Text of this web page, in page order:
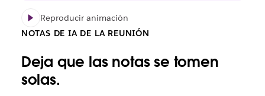
Reproducir animación
NOTAS DE IA DE LA REUNIÓN
Deja que las notas se tomen
solas.